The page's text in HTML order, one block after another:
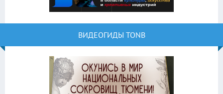
ВИДЕОГИДЫ TONB